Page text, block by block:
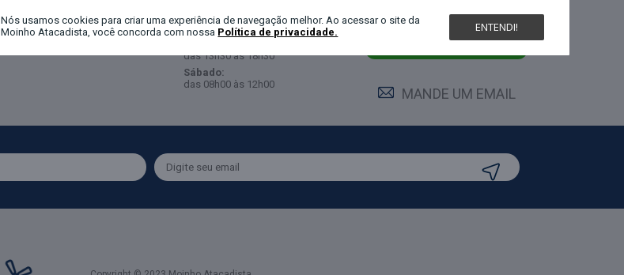
Nós usamos cookies para criar uma experiência de navegação melhor. Ao acessar o site da
Moinho Atacadista, você concorda com nossa Política de privacidade. ENTENDI!
Horário de Atendimento
Segunda a Sexta-feira:
das 13h30 às 18h30
Sábado:
das 08h00 às 12h00
LIGUE (47) 3467-5540
MANDE UM EMAIL